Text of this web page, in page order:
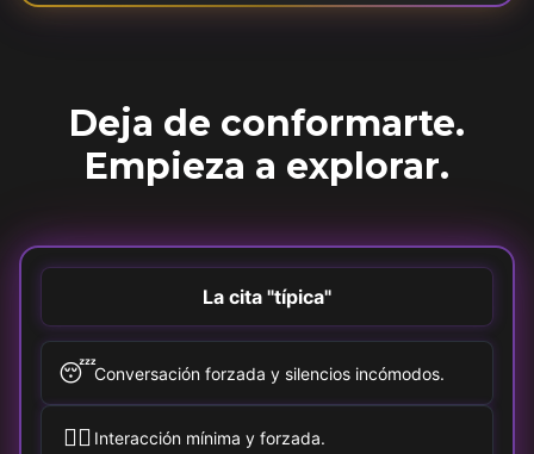
Deja de conformarte.
Empieza a explorar.
La cita "típica"
😴Conversación forzada y silencios incómodos.
🚶‍♀️ Interacción mínima y forzada.